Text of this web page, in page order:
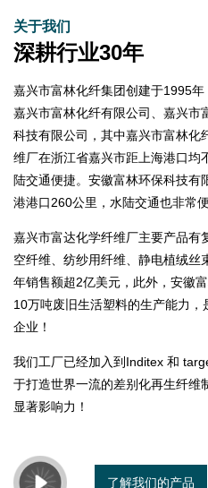
关于我们
深耕行业30年
嘉兴市富林化纤集团创建于1995年
嘉兴市富林化纤有限公司、嘉兴市
科技有限公司，其中嘉兴市富林化
维厂在浙江省嘉兴市距上海港口均
陆交通便捷。安徽富林环保科技有
港港口260公里，水陆交通也非常便
嘉兴市富达化学纤维厂主要产品有
空纤维、纺纱用纤维、静电植绒丝
年销售额超2亿美元，此外，安徽
10万吨废旧生活塑料的生产能力
企业！
我们工厂已经加入到Inditex 和
于打造世界一流的差别化再生纤维
显著影响力！
了解我们的产品